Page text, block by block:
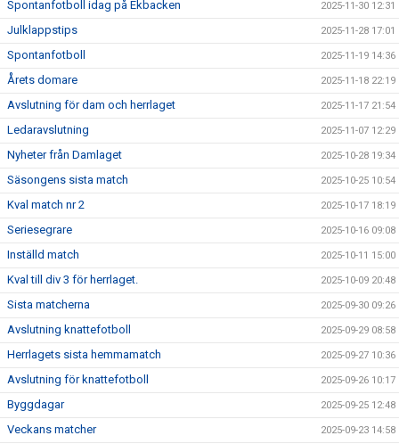
Spontanfotboll idag på Ekbacken 2025-11-30 12:31
Julklappstips 2025-11-28 17:01
Spontanfotboll 2025-11-19 14:36
Årets domare 2025-11-18 22:19
Avslutning för dam och herrlaget 2025-11-17 21:54
Ledaravslutning 2025-11-07 12:29
Nyheter från Damlaget 2025-10-28 19:34
Säsongens sista match 2025-10-25 10:54
Kval match nr 2 2025-10-17 18:19
Seriesegrare 2025-10-16 09:08
Inställd match 2025-10-11 15:00
Kval till div 3 för herrlaget. 2025-10-09 20:48
Sista matcherna 2025-09-30 09:26
Avslutning knattefotboll 2025-09-29 08:58
Herrlagets sista hemmamatch 2025-09-27 10:36
Avslutning för knattefotboll 2025-09-26 10:17
Byggdagar 2025-09-25 12:48
Veckans matcher 2025-09-23 14:58